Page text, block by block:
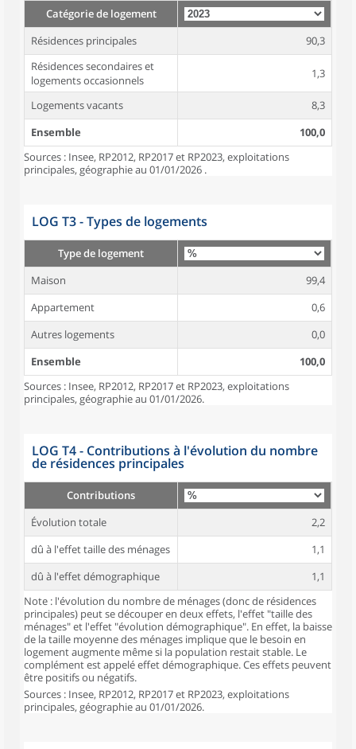
Catégorie de logement
Résidences principales
90,3
Résidences secondaires et
logements occasionnels
1,3
Logements vacants
8,3
Ensemble
100,0
Sources : Insee, RP2012, RP2017 et RP2023, exploitations
principales, géographie au 01/01/2026 .
LOG T3 - Types de logements
Type de logement
Maison
99,4
Appartement
0,6
Autres logements
0,0
Ensemble
100,0
Sources : Insee, RP2012, RP2017 et RP2023, exploitations
principales, géographie au 01/01/2026.
LOG T4 - Contributions à l'évolution du nombre
de résidences principales
Contributions
Évolution totale
2,2
dû à l'effet taille des ménages
1,1
dû à l'effet démographique
1,1
Note : l'évolution du nombre de ménages (donc de résidences
principales) peut se découper en deux effets, l'effet "taille des
ménages" et l'effet "évolution démographique". En effet, la baisse
de la taille moyenne des ménages implique que le besoin en
logement augmente même si la population restait stable. Le
complément est appelé effet démographique. Ces effets peuvent
être positifs ou négatifs.
Sources : Insee, RP2012, RP2017 et RP2023, exploitations
principales, géographie au 01/01/2026.